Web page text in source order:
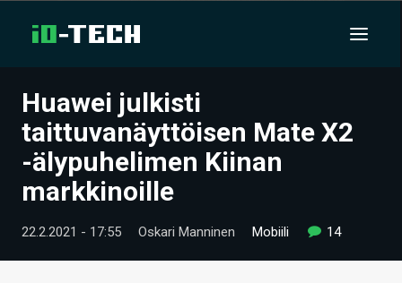
UUTISET
ARTIKKELIT
VIDEOT
TECHBBS
Huawei julkisti
taittuvanäyttöisen Mate X2
-älypuhelimen Kiinan
markkinoille
22.2.2021 - 17:55 Oskari Manninen Mobiili 14